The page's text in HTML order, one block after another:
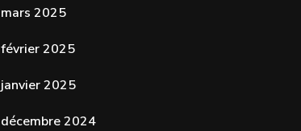
mars 2025
février 2025
janvier 2025
décembre 2024